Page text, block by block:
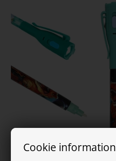
Cookie information